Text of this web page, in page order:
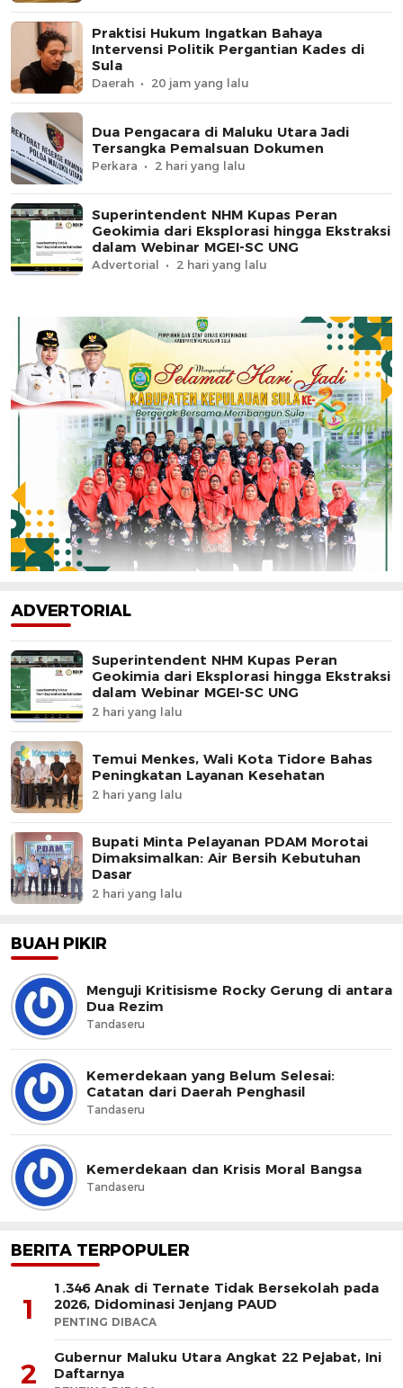
Praktisi Hukum Ingatkan Bahaya
Intervensi Politik Pergantian Kades di
Sula
Daerah 20 jam yang lalu
Dua Pengacara di Maluku Utara Jadi
Tersangka Pemalsuan Dokumen
Perkara 2 hari yang lalu
Superintendent NHM Kupas Peran
Geokimia dari Eksplorasi hingga Ekstraksi
dalam Webinar MGEI-SC UNG
Advertorial 2 hari yang lalu
ADVERTORIAL
Superintendent NHM Kupas Peran
Geokimia dari Eksplorasi hingga Ekstraksi
dalam Webinar MGEI-SC UNG
2 hari yang lalu
Temui Menkes, Wali Kota Tidore Bahas
Peningkatan Layanan Kesehatan
2 hari yang lalu
Bupati Minta Pelayanan PDAM Morotai
Dimaksimalkan: Air Bersih Kebutuhan
Dasar
2 hari yang lalu
BUAH PIKIR
Menguji Kritisisme Rocky Gerung di antara
Dua Rezim
Tandaseru
Kemerdekaan yang Belum Selesai:
Catatan dari Daerah Penghasil
Tandaseru
Kemerdekaan dan Krisis Moral Bangsa
Tandaseru
BERITA TERPOPULER
1
1.346 Anak di Ternate Tidak Bersekolah pada
2026, Didominasi Jenjang PAUD
PENTING DIBACA
2
Gubernur Maluku Utara Angkat 22 Pejabat, Ini
Daftarnya